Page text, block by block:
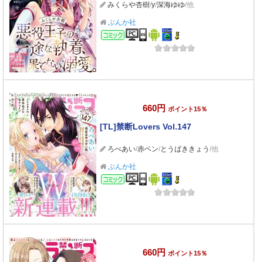
みくらや杏樹/y/深海ゆゆ/他
ぶんか社
コミック
660円 ポイント15％
[TL]禁断Lovers Vol.147
ろべあい/赤ベン/とうばききょう /他
ぶんか社
コミック
660円 ポイント15％